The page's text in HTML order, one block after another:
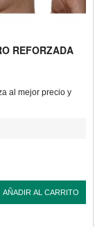
REFORZADA
al mejor precio y
AÑADIR AL CARRITO